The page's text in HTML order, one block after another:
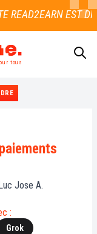
tous
Jose A.
:
Grok